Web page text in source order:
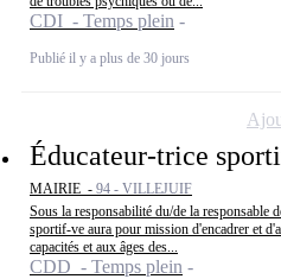
CDI - Temps plein
Publié il y a plus de 30 jours
Éducateur-trice
MAIRIE - 94 - VILLEJUIF
Sous la responsabilité du/de la responsable
sportif-ve aura pour mission d'encadrer et
capacités et aux âges des...
CDD - Temps plein